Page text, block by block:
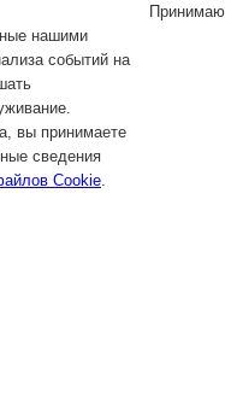
нашими
событий на
вы принимаете
сведения
Cookie.
Принимаю